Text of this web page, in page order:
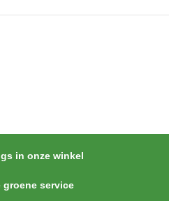
in onze winkel
groene service